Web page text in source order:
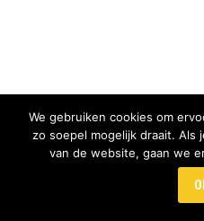
We gebruiken cookies om
zo soepel mogelijk draait. Als
van de website, gaan we